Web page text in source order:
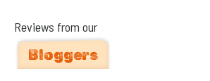
Reviews from our
Bloggers